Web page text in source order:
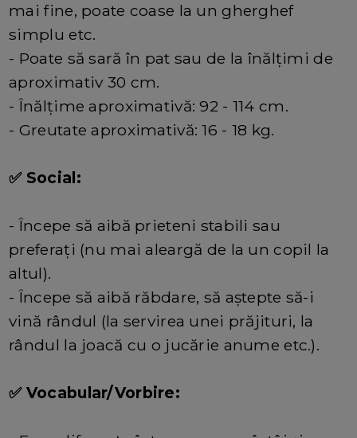
mai fine, poate coase la un gherghef
simplu etc.
- Poate să sară în pat sau de la înălțimi de
aproximativ 30 cm.
- Înălțime aproximativă: 92 - 114 cm.
- Greutate aproximativă: 16 - 18 kg.
✅ Social:
- Începe să aibă prieteni stabili sau
preferați (nu mai aleargă de la un copil la
altul).
- Începe să aibă răbdare, să aștepte să-i
vină rândul (la servirea unei prăjituri, la
rândul la joacă cu o jucărie anume etc.).
✅ Vocabular/Vorbire: